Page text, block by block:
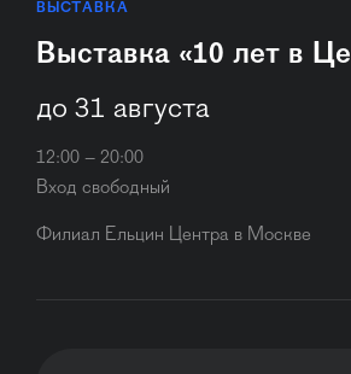
ВЫСТАВКА
Выставка «10 лет в
до 31 августа
12:00 – 20:00
Вход свободный
Филиал Ельцин Центра в Москве